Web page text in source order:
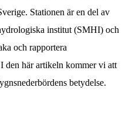
Stationen är en del av
institut (SMHI) och
och rapportera
den här artikeln kommer vi att
betydelse.